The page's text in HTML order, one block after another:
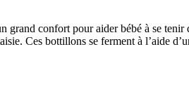
grand confort pour aider bébé à se tenir
Ces bottillons se ferment à l’aide